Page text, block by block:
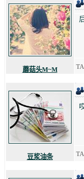
蘑菇头M~M
豆浆油条